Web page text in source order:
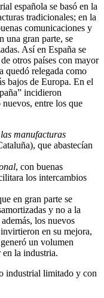
española se basó en la
tradicionales; en la
comunicaciones y
una gran parte, se
Así en España se
otros países con mayor
quedó relegada como
bajos de Europa. En el
incidieron
entre los que
manufacturas
que abastecían
, con buenas
los intercambios
en gran parte se
y no a la
los nuevos
en su mejora,
un volumen
la industria.
industrial limitado y con